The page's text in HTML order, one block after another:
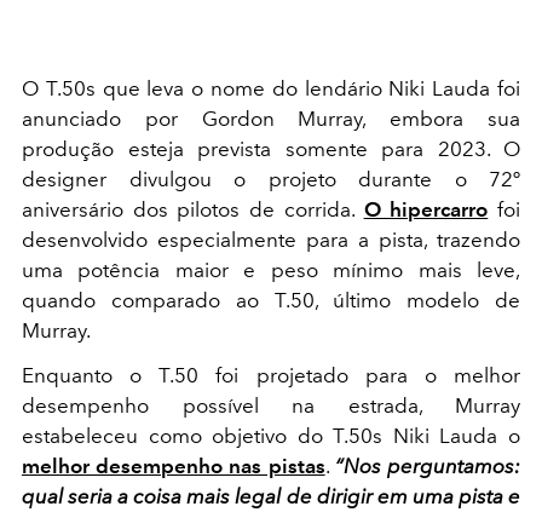
O T.50s que leva o nome do lendário Niki Lauda foi
anunciado por Gordon Murray, embora sua
produção esteja prevista somente para 2023. O
designer divulgou o projeto durante o 72º
aniversário dos pilotos de corrida. O hipercarro foi
desenvolvido especialmente para a pista, trazendo
uma potência maior e peso mínimo mais leve,
quando comparado ao T.50, último modelo de
Murray.
Enquanto o T.50 foi projetado para o melhor
desempenho possível na estrada, Murray
estabeleceu como objetivo do T.50s Niki Lauda o
melhor desempenho nas pistas. “Nos perguntamos:
qual seria a coisa mais legal de dirigir em uma pista e